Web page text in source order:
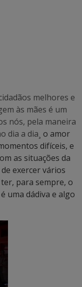
melhores e
às mães é um
nós, pela maneira
dia a dia¸ o amor
difíceis, e
as situações da
exercer vários
para sempre, o
uma dádiva e algo